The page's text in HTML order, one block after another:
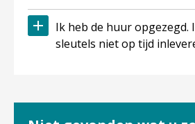
Ik heb de huur opgezegd. Ik kan de
sleutels niet op tijd